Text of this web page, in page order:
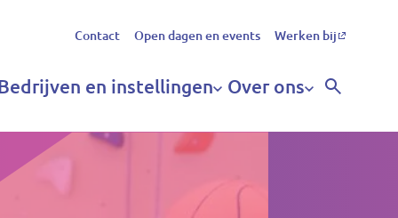
Secundair
menu
Contact Open dagen en events Werken bij
en instellingen Over ons